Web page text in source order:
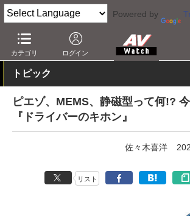
Powered by
カテゴリ ログイン
AV Watch 製品 ヘッドフォン その他
トピック
ピエゾ、MEMS、静磁型って何!?
『ドライバーのキホン』
佐々木喜洋
リスト